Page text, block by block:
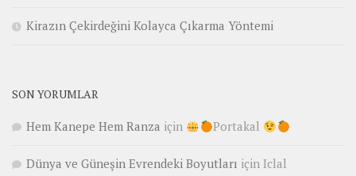
Kirazın Çekirdeğini Kolayca Çıkarma Yöntemi
SON YORUMLAR
Hem Kanepe Hem Ranza için Portakal
Dünya ve Güneşin Evrendeki Boyutları için Iclal